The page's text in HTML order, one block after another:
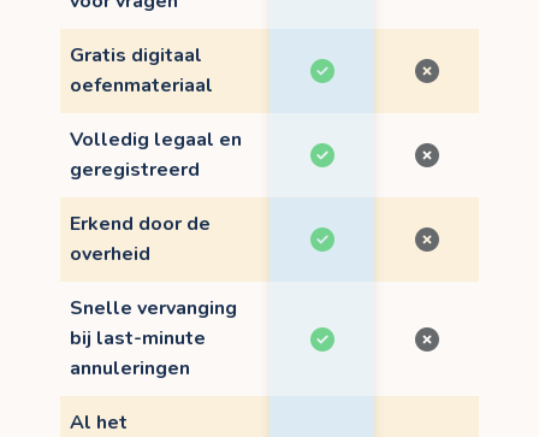
Gratis digitaal
oefenmateriaal
Volledig legaal en
geregistreerd
Erkend door de
overheid
Snelle vervanging
bij last-minute
annuleringen
Al het